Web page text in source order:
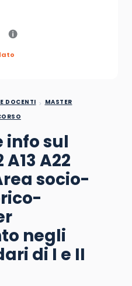
DOCENTI
MASTER
info sul
A13 A22
socio-
negli
di I e II